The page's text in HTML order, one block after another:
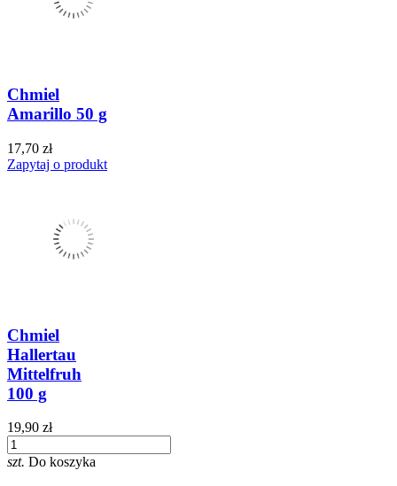
Chmiel
Amarillo 50 g
17,70 zł
Zapytaj o produkt
Chmiel
Hallertau
Mittelfruh
100 g
19,90 zł
szt. Do koszyka